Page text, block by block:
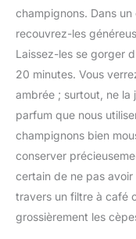
champignons. Dans
recouvrez-les
Laissez-les se gorger
20 minutes. Vous
ambrée ; surtout, ne la
parfum que nous
champignons bien
conserver
certain de ne pas
travers un filtre à café
grossièrement les